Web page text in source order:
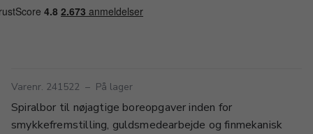
Varenr. 241522 – På lager
Spiralbor til nøjagtige boreopgaver inden for
smykkefremstilling, guldsmedearbejde og finmekanisk